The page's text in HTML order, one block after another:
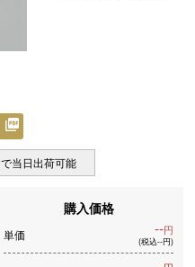
当日出荷可能
購入価格
単価 --円
(税込--円)